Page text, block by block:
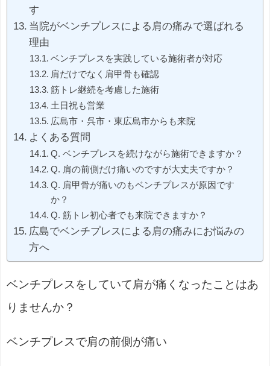
す
当院がベンチプレスによる肩の痛みで選ばれる
理由
ベンチプレスを実践している施術者が対応
肩だけでなく肩甲骨も確認
筋トレ継続を考慮した施術
土日祝も営業
広島市・呉市・東広島市からも来院
よくある質問
Q. ベンチプレスを続けながら施術できますか？
Q. 肩の前側だけ痛いのですが大丈夫ですか？
Q. 肩甲骨が痛いのもベンチプレスが原因です
か？
Q. 筋トレ初心者でも来院できますか？
広島でベンチプレスによる肩の痛みにお悩みの
方へ
ベンチプレスをしていて肩が痛くなったことはあ
りませんか？
ベンチプレスで肩の前側が痛い